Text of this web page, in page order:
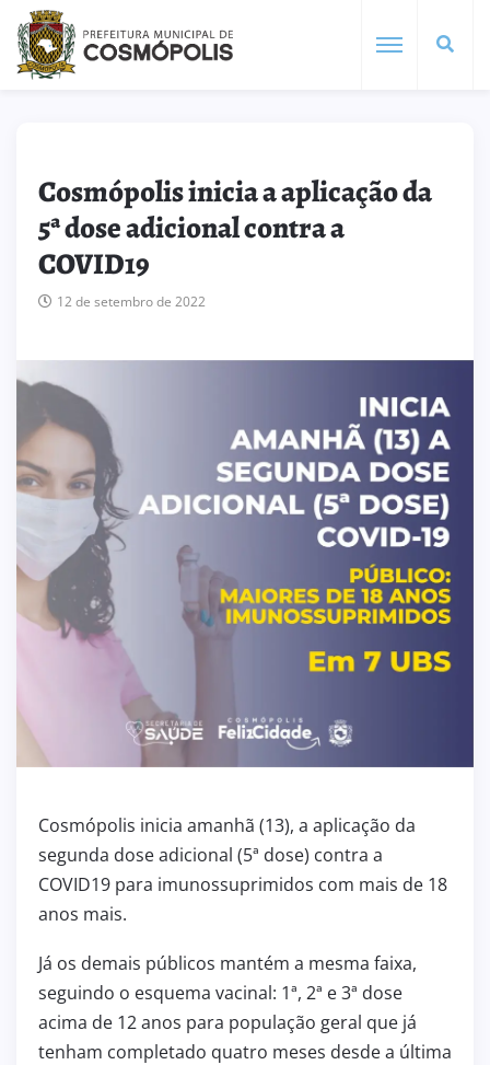
Cosmópolis inicia a aplicação da
5ª dose adicional contra a
COVID19
12 de setembro de 2022
Cosmópolis inicia amanhã (13), a aplicação da
segunda dose adicional (5ª dose) contra a
COVID19 para imunossuprimidos com mais de 18
anos mais.
Já os demais públicos mantém a mesma faixa,
seguindo o esquema vacinal: 1ª, 2ª e 3ª dose
acima de 12 anos para população geral que já
tenham completado quatro meses desde a última